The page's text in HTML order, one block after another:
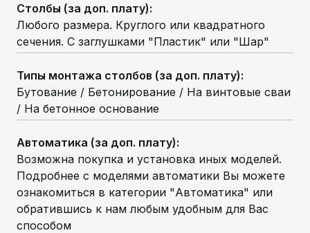
Столбы (за доп. плату):
Любого размера. Круглого или квадратного
сечения. С заглушками "Пластик" или "Шар"
Типы монтажа столбов (за доп. плату):
Бутование / Бетонирование / На винтовые сваи
/ На бетонное основание
Автоматика (за доп. плату):
Возможна покупка и установка иных моделей.
Подробнее с моделями автоматики Вы можете
ознакомиться в категории "Автоматика" или
обратившись к нам любым удобным для Вас
способом